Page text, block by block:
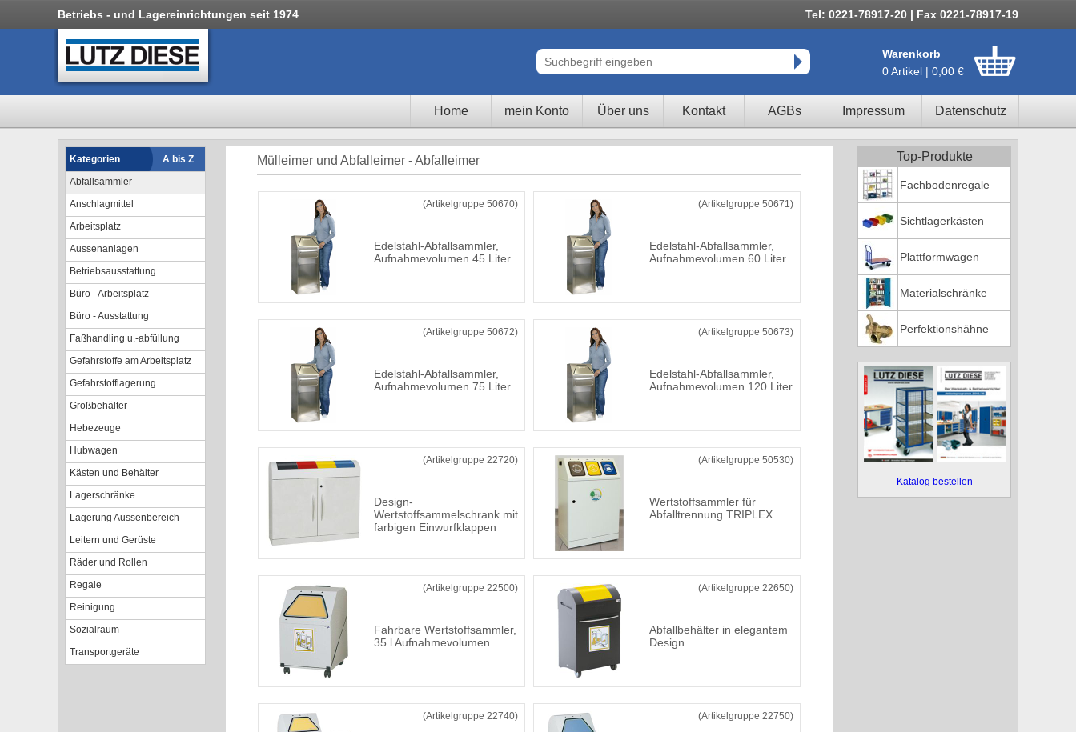
Betriebs - und Lagereinrichtungen seit 1974 Tel: 0221-78917-20 | Fax 0221-78917-19
Warenkorb
0 Artikel | 0,00 €
Home mein Konto Über uns Kontakt AGBs Impressum Datenschutz
Kategorien
A bis Z
Abfallsammler
Anschlagmittel
Arbeitsplatz
Aussenanlagen
Betriebsausstattung
Büro - Arbeitsplatz
Büro - Ausstattung
Faßhandling u.-abfüllung
Gefahrstoffe am Arbeitsplatz
Gefahrstofflagerung
Großbehälter
Hebezeuge
Hubwagen
Kästen und Behälter
Lagerschränke
Lagerung Aussenbereich
Leitern und Gerüste
Räder und Rollen
Regale
Reinigung
Sozialraum
Transportgeräte
Mülleimer und Abfalleimer - Abfalleimer
(Artikelgruppe 50670)
Edelstahl-Abfallsammler,
Aufnahmevolumen 45 Liter
(Artikelgruppe 50671)
Edelstahl-Abfallsammler,
Aufnahmevolumen 60 Liter
(Artikelgruppe 50672)
Edelstahl-Abfallsammler,
Aufnahmevolumen 75 Liter
(Artikelgruppe 50673)
Edelstahl-Abfallsammler,
Aufnahmevolumen 120 Liter
(Artikelgruppe 22720)
Design-
Wertstoffsammelschrank mit
farbigen Einwurfklappen
(Artikelgruppe 50530)
Wertstoffsammler für
Abfalltrennung TRIPLEX
(Artikelgruppe 22500)
Fahrbare Wertstoffsammler,
35 l Aufnahmevolumen
(Artikelgruppe 22650)
Abfallbehälter in elegantem
Design
(Artikelgruppe 22740) (Artikelgruppe 22750)
Top-Produkte
Fachbodenregale
Sichtlagerkästen
Plattformwagen
Materialschränke
Perfektionshähne
Katalog bestellen